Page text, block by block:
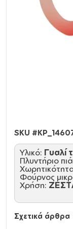
SKU #
Υλικό: Γυαλί
Πλυντήριο
Φούρνος
Χρήση:
Σχετικά άρθρα